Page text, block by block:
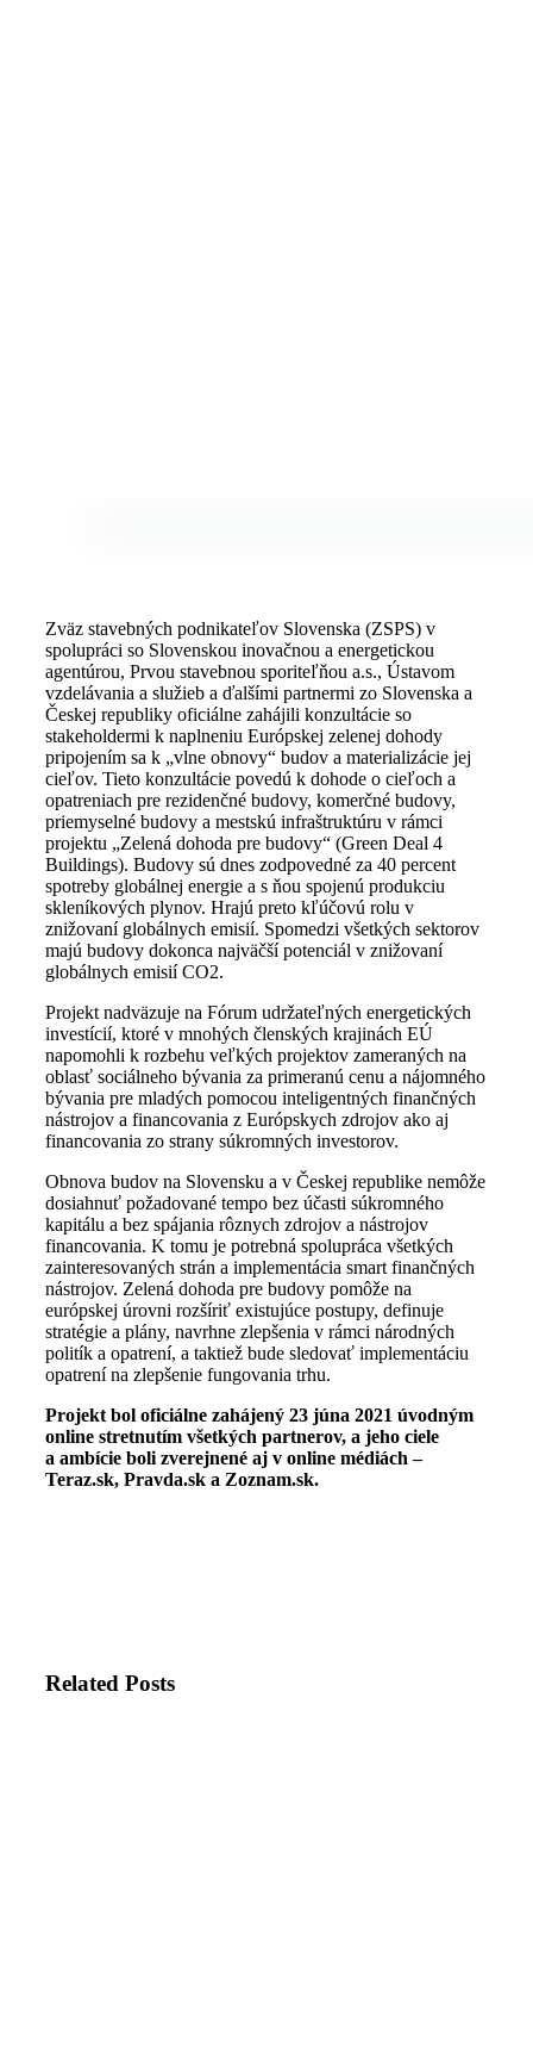
Zväz stavebných podnikateľov Slovenska (ZSPS) v
spolupráci so Slovenskou inovačnou a energetickou
agentúrou, Prvou stavebnou sporiteľňou a.s., Ústavom
vzdelávania a služieb a ďalšími partnermi zo Slovenska a
Českej republiky oficiálne zahájili konzultácie so
stakeholdermi k naplneniu Európskej zelenej dohody
pripojením sa k „vlne obnovy“ budov a materializácie jej
cieľov. Tieto konzultácie povedú k dohode o cieľoch a
opatreniach pre rezidenčné budovy, komerčné budovy,
priemyselné budovy a mestskú infraštruktúru v rámci
projektu „Zelená dohoda pre budovy“ (Green Deal 4
Buildings). Budovy sú dnes zodpovedné za 40 percent
spotreby globálnej energie a s ňou spojenú produkciu
skleníkových plynov. Hrajú preto kľúčovú rolu v
znižovaní globálnych emisií. Spomedzi všetkých sektorov
majú budovy dokonca najväčší potenciál v znižovaní
globálnych emisií CO2.
Projekt nadväzuje na Fórum udržateľných energetických
investícií, ktoré v mnohých členských krajinách EÚ
napomohli k rozbehu veľkých projektov zameraných na
oblasť sociálneho bývania za primeranú cenu a nájomného
bývania pre mladých pomocou inteligentných finančných
nástrojov a financovania z Európskych zdrojov ako aj
financovania zo strany súkromných investorov.
Obnova budov na Slovensku a v Českej republike nemôže
dosiahnuť požadované tempo bez účasti súkromného
kapitálu a bez spájania rôznych zdrojov a nástrojov
financovania. K tomu je potrebná spolupráca všetkých
zainteresovaných strán a implementácia smart finančných
nástrojov. Zelená dohoda pre budovy pomôže na
európskej úrovni rozšíriť existujúce postupy, definuje
stratégie a plány, navrhne zlepšenia v rámci národných
politík a opatrení, a taktiež bude sledovať implementáciu
opatrení na zlepšenie fungovania trhu.
Projekt bol oficiálne zahájený 23 júna 2021 úvodným
online stretnutím všetkých partnerov, a jeho ciele
a ambície boli zverejnené aj v online médiách –
Teraz.sk, Pravda.sk a Zoznam.sk.
Related Posts